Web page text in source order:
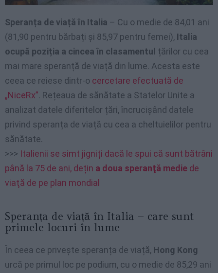
Speranța de viață în Italia – Cu o medie de 84,01 ani
(81,90 pentru bărbați și 85,97 pentru femei), Italia
ocupă poziția a cincea în clasamentul țărilor cu cea
mai mare speranță de viață din lume. Acesta este
ceea ce reiese dintr-o cercetare efectuată de
„NiceRx”. Rețeaua de sănătate a Statelor Unite a
analizat datele diferitelor țări, încrucișând datele
privind speranța de viață cu cea a cheltuielilor pentru
sănătate.
>>> Italienii se simt jigniți dacă le spui că sunt bătrâni
până la 75 de ani, dețin a doua speranţă medie de
viaţă de pe plan mondial
Speranța de viață în Italia – care sunt
primele locuri în lume
În ceea ce privește speranța de viață, Hong Kong
urcă pe primul loc pe podium, cu o medie de 85,29 ani